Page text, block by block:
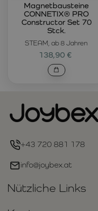
STEAM, ab 8 Jahren
Magnetbausteine
CONNETIX® PRO
Constructor Set 70
Stck.
138,90 €
+43 720 881 178
info@joybex.at
Nützliche Links